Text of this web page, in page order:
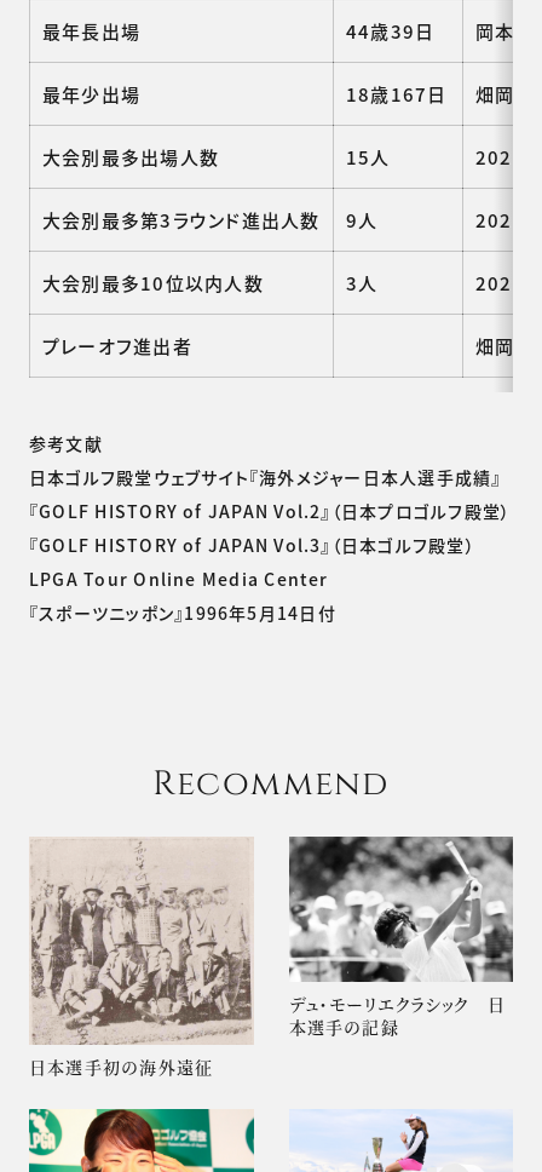
最年長出場 44歳39日 岡本綾
最年少出場 18歳167日 畑岡奈
大会別最多出場人数 15人 2025
大会別最多第3ラウンド進出人数 9人 2026
大会別最多10位以内人数 3人 2024
プレーオフ進出者 畑岡奈
参考文献
日本ゴルフ殿堂ウェブサイト『海外メジャー日本人選手成績』
『GOLF HISTORY of JAPAN Vol.2』（日本プロゴルフ殿堂）
『GOLF HISTORY of JAPAN Vol.3』（日本ゴルフ殿堂）
LPGA Tour Online Media Center
『スポーツニッポン』1996年5月14日付
Recommend
日本選手初の海外遠征
デュ・モーリエクラシック 日
本選手の記録